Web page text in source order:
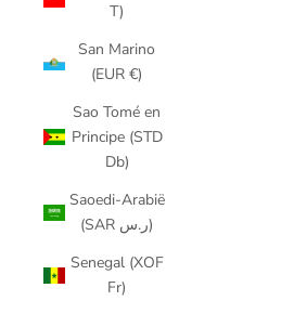
T)
San Marino
(EUR €)
Sao Tomé en
Principe (STD
Db)
Saoedi-Arabië
(SAR ر.س)
Senegal (XOF
Fr)